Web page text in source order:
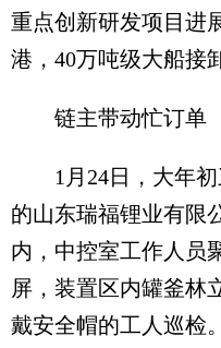
重点创新研发项目进
港，40万吨级大船
链主带动忙订单
1月24日，大年初
的山东瑞福锂业有限
内，中控室工作人员
屏，装置区内罐釜林
戴安全帽的工人巡检。